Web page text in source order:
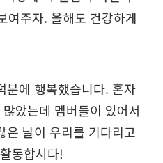
여주자. 올해도 건강하게
분에 행복했습니다. 혼자
았는데 멤버들이 있어서
은 날이 우리를 기다리고
동합시다!